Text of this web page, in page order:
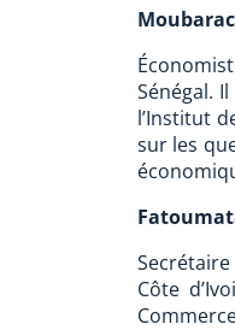
Sénégal.
l’Institut
sur les
Côte